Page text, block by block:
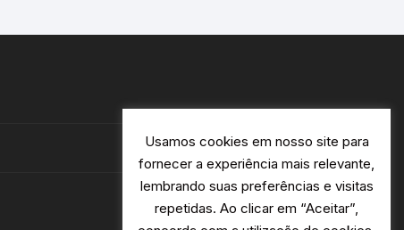
Usamos cookies em nosso site para
fornecer a experiência mais relevante,
lembrando suas preferências e visitas
repetidas. Ao clicar em “Aceitar”,